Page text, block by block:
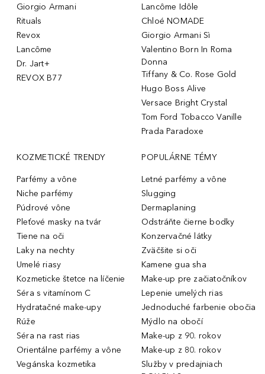
Giorgio Armani
Rituals
Revox
Lancôme
Dr. Jart+
REVOX B77
Lancôme Idôle
Chloé NOMADE
Giorgio Armani Sì
Valentino Born In Roma
Donna
Tiffany & Co. Rose Gold
Hugo Boss Alive
Versace Bright Crystal
Tom Ford Tobacco Vanille
Prada Paradoxe
KOZMETICKÉ TRENDY
Parfémy a vône
Niche parfémy
Púdrové vône
Pleťové masky na tvár
Tiene na oči
Laky na nechty
Umelé riasy
Kozmeticke štetce na líčenie
Séra s vitamínom C
Hydratačné make-upy
Rúže
Séra na rast rias
Orientálne parfémy a vône
Vegánska kozmetika
POPULÁRNE TÉMY
Letné parfémy a vône
Slugging
Dermaplaning
Odstráňte čierne bodky
Konzervačné látky
Zväčšite si oči
Kamene gua sha
Make-up pre začiatočníkov
Lepenie umelých rias
Jednoduché farbenie obočia
Mýdlo na obočí
Make-up z 90. rokov
Make-up z 80. rokov
Služby v predajniach